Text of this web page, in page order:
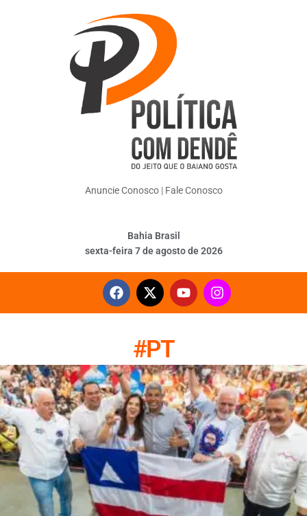
Anuncie Conosco| Fale Conosco
Bahia Brasil
sexta-feira 7 de agosto de 2026
#PT